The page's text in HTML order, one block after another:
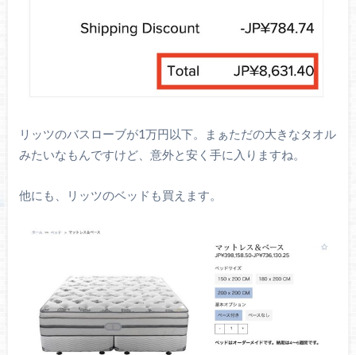
リッツのバスローブが1万円以下。まぁただの大きなタオル
みたいなもんですけど、意外と安く手に入りますね。
他にも、リッツのベッドも買えます。